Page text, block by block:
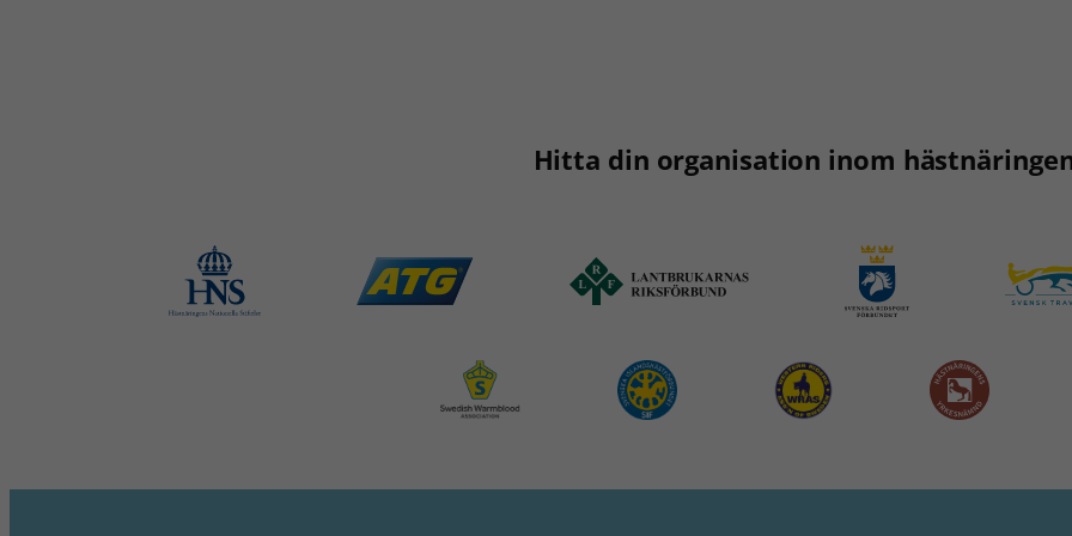
Hitta din organisation inom